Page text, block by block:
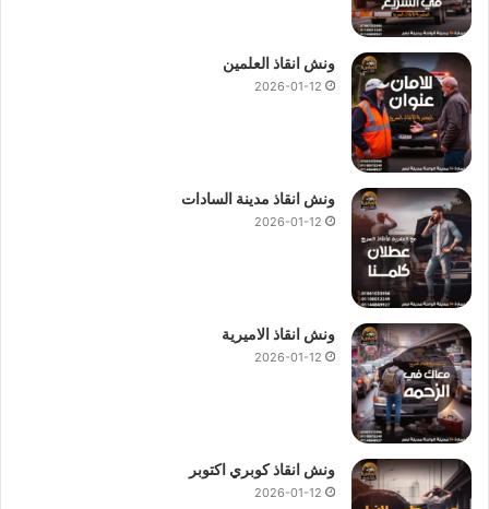
ونش انقاذ العلمين
2026-01-12
ونش انقاذ مدينة السادات
2026-01-12
ونش انقاذ الاميرية
2026-01-12
ونش انقاذ كوبري اكتوبر
2026-01-12